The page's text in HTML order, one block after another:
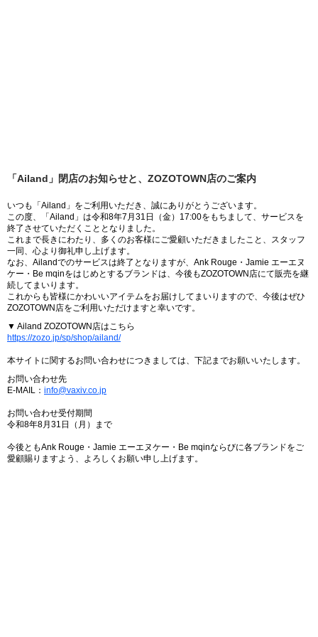
「Ailand」閉店のお知らせと、ZOZOTOWN店のご案内
いつも「Ailand」をご利用いただき、誠にありがとうございます。
この度、「Ailand」は令和8年7月31日（金）17:00をもちまして、サービスを
終了させていただくこととなりました。
これまで長きにわたり、多くのお客様にご愛顧いただきましたこと、スタッフ
一同、心より御礼申し上げます。
なお、Ailandでのサービスは終了となりますが、Ank Rouge・Jamie エーエヌ
ケー・Be mqinをはじめとするブランドは、今後もZOZOTOWN店にて販売を継
続してまいります。
これからも皆様にかわいいアイテムをお届けしてまいりますので、今後はぜひ
ZOZOTOWN店をご利用いただけますと幸いです。
▼ Ailand ZOZOTOWN店はこちら
https://zozo.jp/sp/shop/ailand/
本サイトに関するお問い合わせにつきましては、下記までお願いいたします。
お問い合わせ先
E-MAIL： info@vaxiv.co.jp
お問い合わせ受付期間
令和8年8月31日（月）まで
今後ともAnk Rouge・Jamie エーエヌケー・Be mqinならびに各ブランドをご
愛顧賜りますよう、よろしくお願い申し上げます。